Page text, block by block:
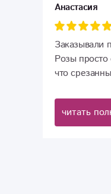
Анастасия
Заказывали
Розы просто
что
довольна.
читать